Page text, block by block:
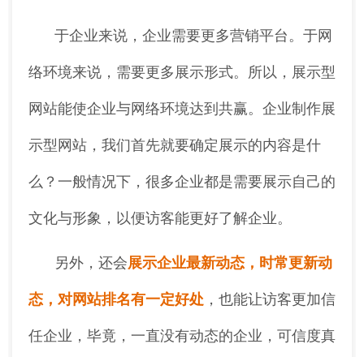
于企业来说，企业需要更多营销平台。于网
络环境来说，需要更多展示形式。所以，展示型
网站能使企业与网络环境达到共赢。企业制作展
示型网站，我们首先就要确定展示的内容是什
么？一般情况下，很多企业都是需要展示自己的
文化与形象，以便访客能更好了解企业。
另外，还会展示企业最新动态，时常更新动
态，对网站排名有一定好处 ，也能让访客更加信
任企业，毕竟，一直没有动态的企业，可信度真